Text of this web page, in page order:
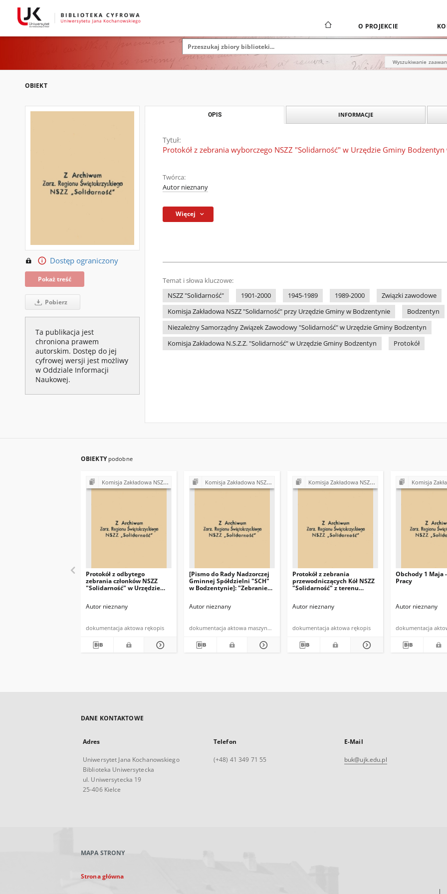
O PROJEKCIE
Wyszukiwanie
OBIEKT
Dostęp ograniczony
Pokaż treść
Pobierz
Ta publikacja jest
chroniona prawem
autorskim. Dostęp do jej
cyfrowej wersji jest możliwy
w Oddziale Informacji
Naukowej.
OPIS INFORMACJE
Tytuł:
Protokół z zebrania wyborczego NSZZ "Solidarność" w Urzędzie Gminy
Twórca:
Autor nieznany
Więcej
Temat i słowa kluczowe:
NSZZ "Solidarność"
1901-2000 1945-1989 1989-2000
Związki zawodowe
Komisja Zakładowa NSZZ "Solidarność" przy Urzędzie Gminy w Bodzentynie
Bodzentyn
Niezależny Samorządny Związek Zawodowy "Solidarność" w Urzędzie Gminy Bodzentyn
Komisja Zakładowa N.S.Z.Z. "Solidarność" w Urzędzie Gminy Bodzentyn
Protokół
OBIEKTY podobne
Komisja Zakładowa NSZZ "Solidarność" przy Urzędzie Gminy w Bodzentynie
Protokół z odbytego
zebrania członków NSZZ
"Solidarność" w Urzędzie
Autor nieznany
dokumentacja aktowa rękopis
Komisja Zakładowa NSZZ "Solidarność" przy Urzędzie Gminy w Bodzentynie
[Pismo do Rady Nadzorczej
Gminnej Spółdzielni "SCH"
w Bodzentynie]: "Zebranie
w dniu 19 czerwca 1981 roku
Autor nieznany
dokumentacja aktowa maszynopis
Komisja Zakładowa NSZZ "Solidarność" przy Urzędzie Gminy w Bodzentynie
Protokół z zebrania
przewodniczących Kół NSZZ
"Solidarność" z terenu
Autor nieznany
dokumentacja aktowa rękopis
Komisja Zakładowa NSZZ "Solidarność"
Obchody 1 Maja
Pracy
Autor nieznany
DANE KONTAKTOWE
Adres
Uniwersytet Jana Kochanowskiego
Biblioteka Uniwersytecka
ul. Uniwersytecka 19
25-406 Kielce
Telefon
(+48) 41 349 71 55
E-Mail
buk@ujk.edu.pl
MAPA STRONY
Strona główna